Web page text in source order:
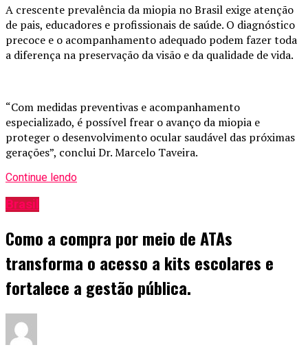
A crescente prevalência da miopia no Brasil exige atenção
de pais, educadores e profissionais de saúde. O diagnóstico
precoce e o acompanhamento adequado podem fazer toda
a diferença na preservação da visão e da qualidade de vida.
“Com medidas preventivas e acompanhamento
especializado, é possível frear o avanço da miopia e
proteger o desenvolvimento ocular saudável das próximas
gerações”, conclui Dr. Marcelo Taveira.
Continue lendo
Brasil
Como a compra por meio de ATAs
transforma o acesso a kits escolares e
fortalece a gestão pública.